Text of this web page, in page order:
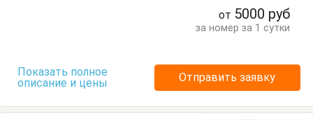
от 5000 руб
за номер за 1 сутки
Показать полное
описание и цены
Отправить заявку